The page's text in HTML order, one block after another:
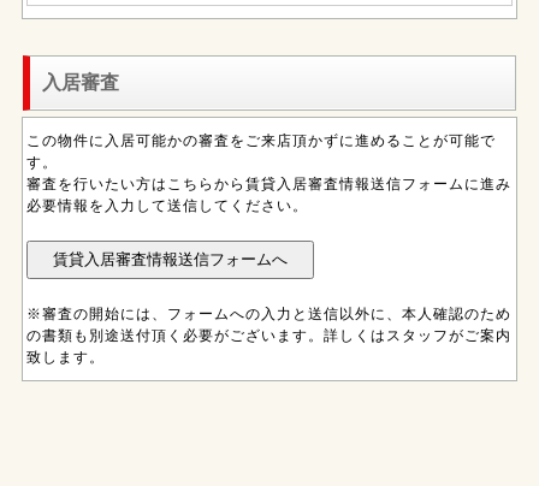
入居審査
この物件に入居可能かの審査をご来店頂かずに進めることが可能で
す。
審査を行いたい方はこちらから賃貸入居審査情報送信フォームに進み
必要情報を入力して送信してください。
※審査の開始には、フォームへの入力と送信以外に、本人確認のため
の書類も別途送付頂く必要がございます。詳しくはスタッフがご案内
致します。